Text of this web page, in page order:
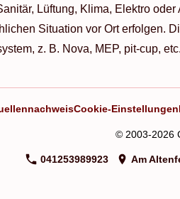
Lüftung, Klima, Elektro
Situation vor Ort erfolgen.
z. B. Nova, MEP, pit-cup, etc.
Cookie-Einstellungen
© 2003-2026
041253989923 Am